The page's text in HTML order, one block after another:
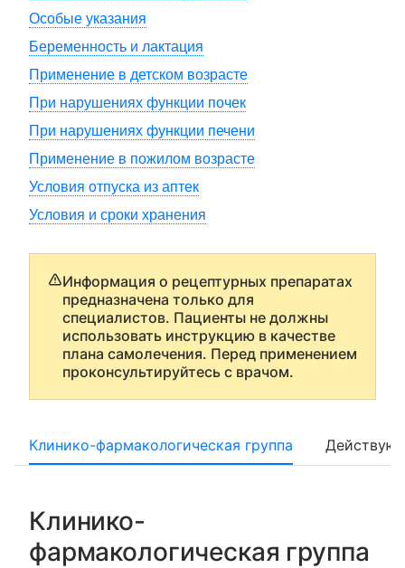
Особые указания
Беременность и лактация
Применение в детском возрасте
При нарушениях функции почек
При нарушениях функции печени
Применение в пожилом возрасте
Условия отпуска из аптек
Условия и сроки хранения
Информация о рецептурных препаратах
предназначена только для
специалистов. Пациенты не должны
использовать инструкцию в качестве
плана самолечения. Перед применением
проконсультируйтесь с врачом.
Клинико-фармакологическая группа
Клинико-
фармакологическая группа